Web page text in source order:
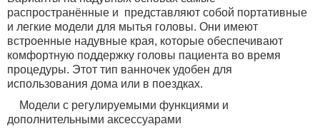
распространённые и представляют собой портативные
и легкие модели для мытья головы. Они имеют
встроенные надувные края, которые обеспечивают
комфортную поддержку головы пациента во время
процедуры. Этот тип ванночек удобен для
использования дома или в поездках.
Модели с регулируемыми функциями и
дополнительными аксессуарами